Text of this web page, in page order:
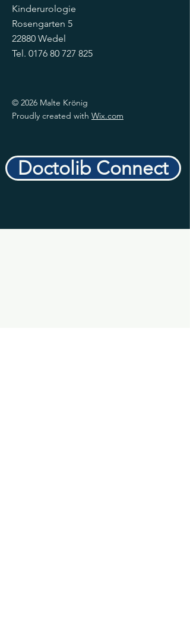
Kinderurologie
Rosengarten 5
22880 Wedel
Tel. 0176 80 727 825
© 2026 Malte Krönig
Proudly created with Wix.com
Doctolib Connect